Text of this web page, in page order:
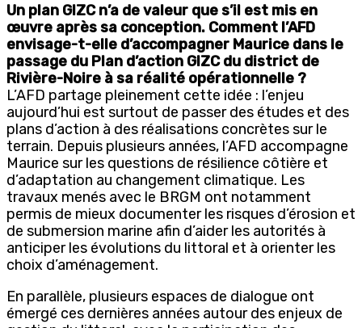
Un plan GIZC n’a de valeur que s’il est mis en
œuvre après sa conception. Comment l’AFD
envisage-t-elle d’accompagner Maurice dans le
passage du Plan d’action GIZC du district de
Rivière-Noire à sa réalité opérationnelle ?
L’AFD partage pleinement cette idée : l’enjeu
aujourd’hui est surtout de passer des études et des
plans d’action à des réalisations concrètes sur le
terrain. Depuis plusieurs années, l’AFD accompagne
Maurice sur les questions de résilience côtière et
d’adaptation au changement climatique. Les
travaux menés avec le BRGM ont notamment
permis de mieux documenter les risques d’érosion et
de submersion marine afin d’aider les autorités à
anticiper les évolutions du littoral et à orienter les
choix d’aménagement.
En parallèle, plusieurs espaces de dialogue ont
émergé ces dernières années autour des enjeux de